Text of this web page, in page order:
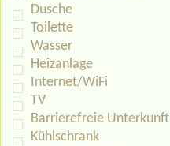
Dusche
Toilette
Wasser
Heizanlage
Internet/WiFi
TV
Barrierefreie Unterkunft
Kühlschrank